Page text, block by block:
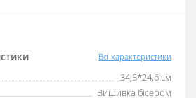
Всі характеристики
34,5*24,6 см
Вишивка бісером